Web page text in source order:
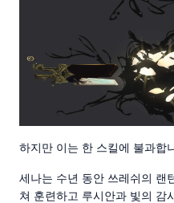
하지만 이는 한 스킬에 불과합
세나는 수년 동안 쓰레쉬의 랜
쳐 훈련하고 루시안과 빛의 감